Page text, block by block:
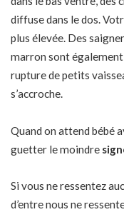
diffuse dans le dos.
plus élevée. Des
marron sont
rupture de petits
s’accroche.
Quand on attend bébé
guetter le moindre
Si vous ne ressentez
d’entre nous ne